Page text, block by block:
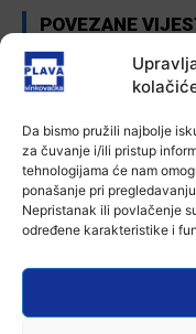
Da bismo pružili najbolje
za čuvanje i/ili pristup
tehnologijama će nam
ponašanje pri
Nepristanak ili povlačenje
određene karakteristike i
POVEZANE
7
Za